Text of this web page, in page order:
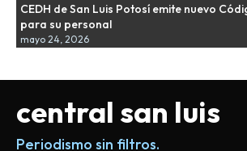
CEDH de San Luis Potosí emite nuevo
para su personal
mayo 24, 2026
central san luis
Periodismo sin filtros.